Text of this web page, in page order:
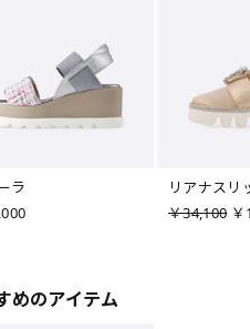
ラ
リアナスリ
￥34,100
めのアイテム